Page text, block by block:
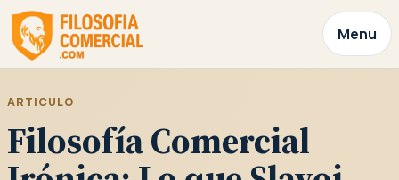
Menu
ARTICULO
Filosofía Comercial